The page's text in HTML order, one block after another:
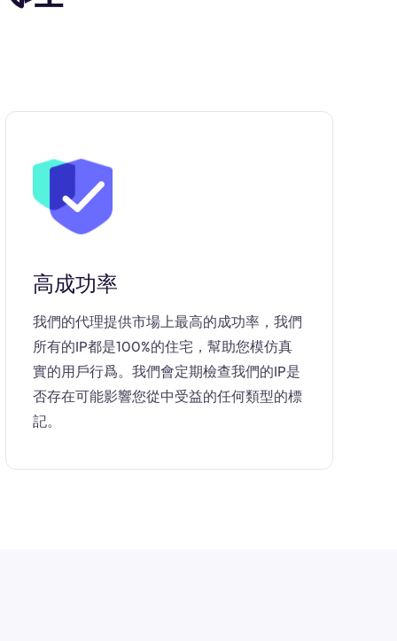
高成功率
我們的代理提供市場上最高的成功率，我們
所有的IP都是100%的住宅，幫助您模仿真
實的用戶行爲。我們會定期檢查我們的IP是
否存在可能影響您從中受益的任何類型的標
記。